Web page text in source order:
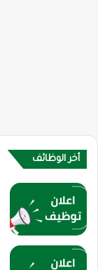
أخر الوظائف